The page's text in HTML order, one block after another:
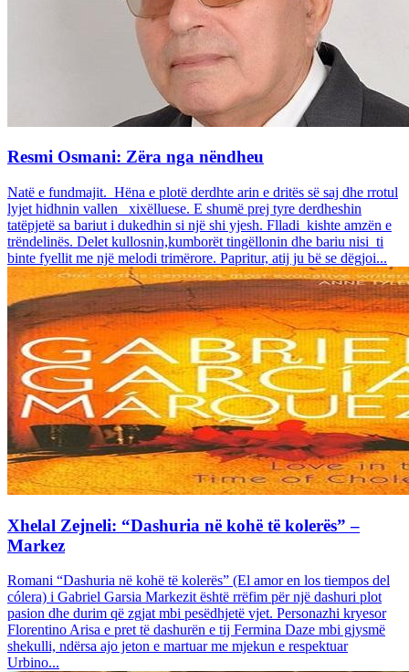
Resmi Osmani: Zëra nga nëndheu
Natë e fundmajit. Hëna e plotë derdhte arin e dritës së saj dhe rrotul
lyjet hidhnin vallen xixëlluese. E shumë prej tyre derdheshin
tatëpjetë sa bariut i dukedhin si një shi yjesh. Flladi kishte amzën e
trëndelinës. Delet kullosnin,kumborët tingëllonin dhe bariu nisi ti
binte fyellit me një melodi trimërore. Papritur, atij ju bë se dëgjoi...
Xhelal Zejneli: “Dashuria në kohë të kolerës” –
Markez
Romani “Dashuria në kohë të kolerës” (El amor en los tiempos del
cólera) i Gabriel Garsia Markezit është rrëfim për një dashuri plot
pasion dhe durim që zgjat mbi pesëdhjetë vjet. Personazhi kryesor
Florentino Arisa e pret të dashurën e tij Fermina Daze mbi gjysmë
shekulli, ndërsa ajo jeton e martuar me mjekun e respektuar
Urbino...